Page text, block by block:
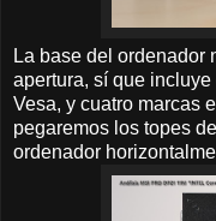
La base del ordenador
apertura, sí que
Vesa, y cuatro marcas
pegaremos los topes
ordenador